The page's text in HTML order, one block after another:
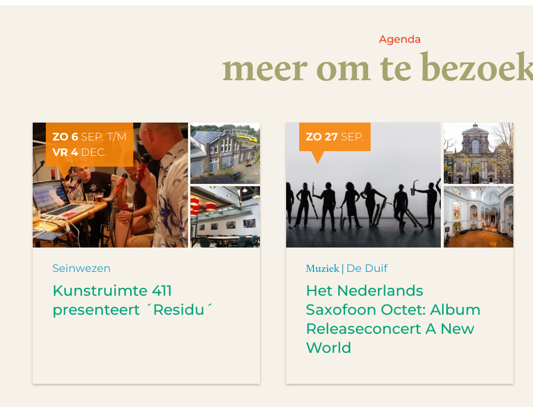
Agenda
meer om te
ZO 6 SEP. T/M
VR 4DEC.
Seinwezen
Kunstruimte 411
presenteert ´Residu´
ZO 27SEP.
Muziek | De Duif
Het Nederlands
Saxofoon Octet: Album
Releaseconcert A New
World